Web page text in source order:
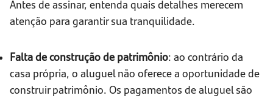
Antes de assinar, entenda quais detalhes merecem
atenção para garantir sua tranquilidade.
Falta de construção de patrimônio: ao contrário da
casa própria, o aluguel não oferece a oportunidade de
construir patrimônio. Os pagamentos de aluguel são